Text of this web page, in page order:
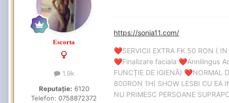
Escorta
1.9k
Reputație: 6120
Telefon: 0758872372
https://sonia11.com/
❤️SERVICII EXTRA FK 50 RON (
❤️Finalizare faciala ❤️Annilingus
FUNCȚIE DE IGIENĂ) ❤️NORMAL
800RON 1H( SHOW LESBI CU EA
NU PRIMESC PERSOANE